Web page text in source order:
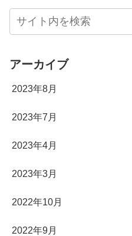
アーカイブ
2023年8月
2023年7月
2023年4月
2023年3月
2022年10月
2022年9月